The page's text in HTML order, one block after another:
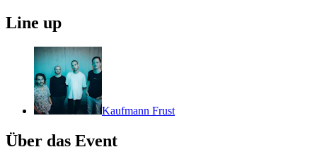
Line up
Kaufmann Frust
Über das Event